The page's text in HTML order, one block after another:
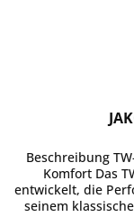
Beschreibung
Komfort Das
entwickelt, die
seinem